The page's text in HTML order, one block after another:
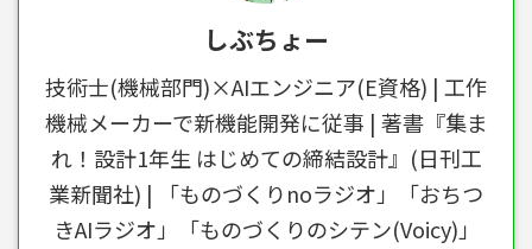
しぶちょー
技術士(機械部門)×AIエンジニア(E資格) | 工作
機械メーカーで新機能開発に従事 | 著書『集ま
れ！設計1年生 はじめての締結設計』(日刊工
業新聞社) | 「ものづくりnoラジオ」「おちつ
きAIラジオ」「ものづくりのシテン(Voicy)」